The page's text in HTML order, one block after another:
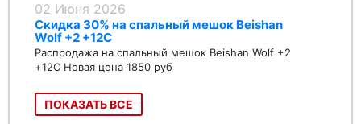
02 Июня 2026
Скидка 30% на спальный мешок Beishan
Wolf +2 +12C
Распродажа на спальный мешок Beishan Wolf +2
+12C Новая цена 1850 руб
ПОКАЗАТЬ ВСЕ